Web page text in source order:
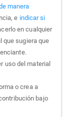
manera
e indicar si
en cualquier
que sugiera que
uso del material
o crea a
bajo